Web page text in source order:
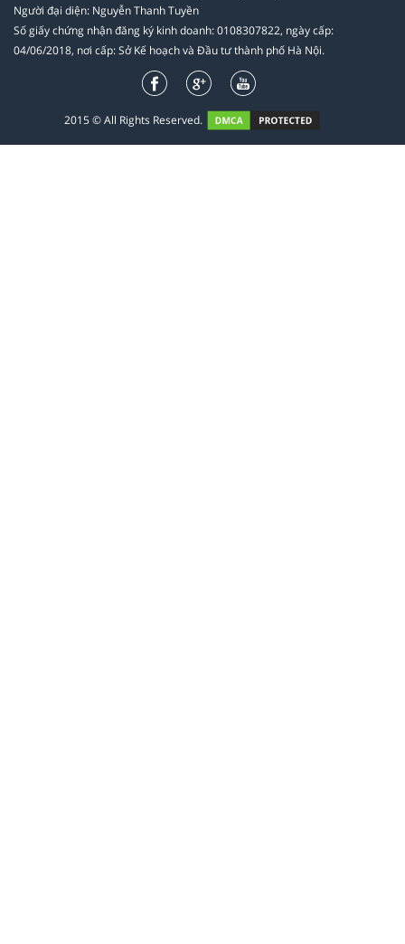
Người đại diện: Nguyễn Thanh Tuyền
Số giấy chứng nhận đăng ký kinh doanh: 0108307822, ngày cấp:
04/06/2018, nơi cấp: Sở Kế hoạch và Đầu tư thành phố Hà Nội.
2015 © All Rights Reserved.